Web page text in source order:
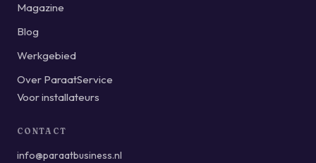
Magazine
Blog
Werkgebied
Over ParaatService
Voor installateurs
CONTACT
info@paraatbusiness.nl